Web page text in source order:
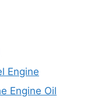
Engine
Engine Oil